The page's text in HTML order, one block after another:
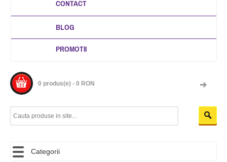
CONTACT
BLOG
PROMOTII
0 produs(e) - 0 RON
Categorii